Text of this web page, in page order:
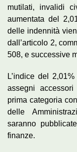
mutilati, invalidi
aumentata del
delle indennità
dall’articolo 2,
508, e successive
L’indice del
assegni
prima categoria
delle
saranno
finanze.